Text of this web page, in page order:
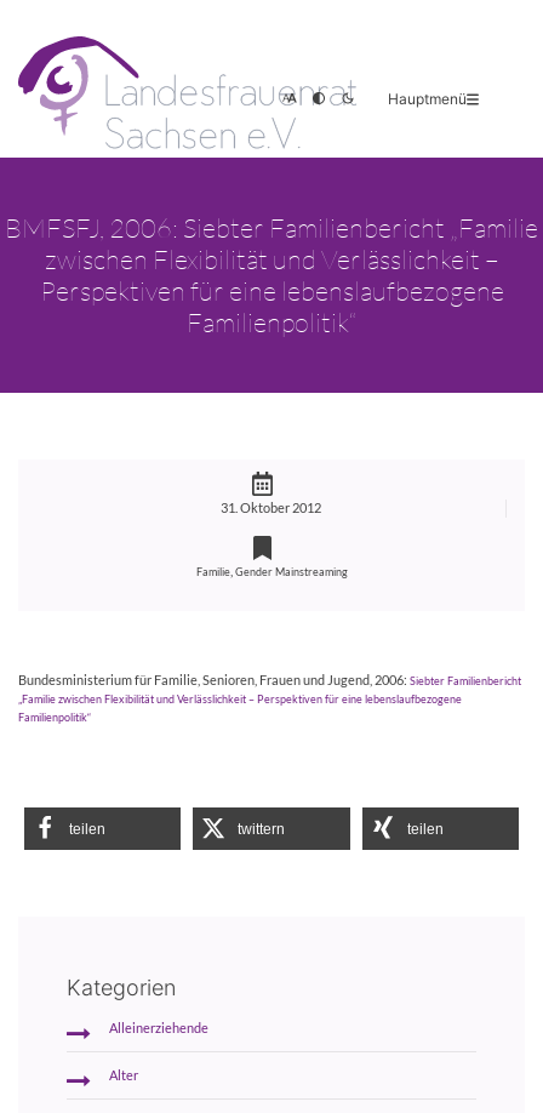
Hauptmenü
BMFSFJ, 2006: Siebter Familienbericht „Familie
zwischen Flexibilität und Verlässlichkeit –
Perspektiven für eine lebenslaufbezogene
Familienpolitik“
31. Oktober 2012
Familie, Gender Mainstreaming
Bundesministerium für Familie, Senioren, Frauen und Jugend, 2006: Siebter Familienbericht
„Familie zwischen Flexibilität und Verlässlichkeit – Perspektiven für eine lebenslaufbezogene
Familienpolitik“
teilen twittern teilen
Kategorien
Alleinerziehende
Alter